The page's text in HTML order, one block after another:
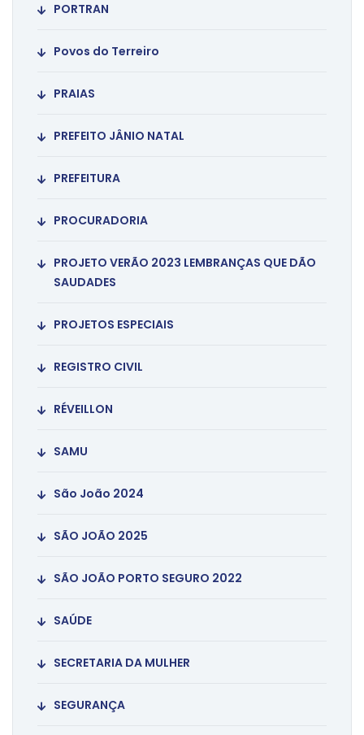
PORTRAN
Povos do Terreiro
PRAIAS
PREFEITO JÂNIO NATAL
PREFEITURA
PROCURADORIA
PROJETO VERÃO 2023 LEMBRANÇAS QUE DÃO
SAUDADES
PROJETOS ESPECIAIS
REGISTRO CIVIL
RÉVEILLON
SAMU
São João 2024
SÃO JOÃO 2025
SÃO JOÃO PORTO SEGURO 2022
SAÚDE
SECRETARIA DA MULHER
SEGURANÇA